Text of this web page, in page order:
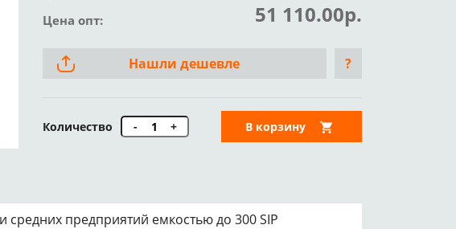
Цена опт: 51 110.00р.
Нашли дешевле ?
Количество - + В корзину
средних предприятий емкостью до 300 SIP